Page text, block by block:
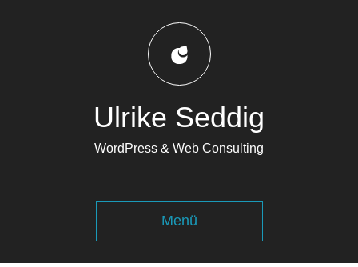
Ulrike Seddig
WordPress & Web Consulting
Navigation
ausklappen
Menü